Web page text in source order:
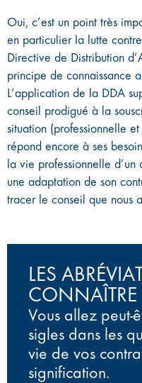
Oui, c’est un point très
en particulier la lutte
Directive de Distribution
principe de connaissance
L’application de la DDA
conseil prodigué à la
situation (professionnelle
répond encore à ses
la vie professionnelle
une adaptation de son
tracer le conseil que nous
LES
CONNAÎTRE
Vous allez peut-
sigles dans les
vie de vos
signification.